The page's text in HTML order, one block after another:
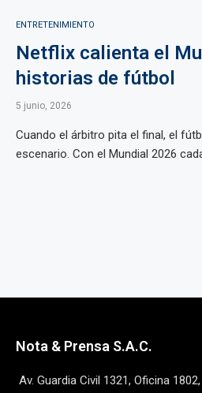
ENTRETENIMIENTO
Netflix calienta el
historias de fútbol
5 junio, 2026
Cuando el árbitro pita el final, el
escenario. Con el Mundial 2026
Nota & Prensa S.A.C.
Av. Guardia Civil 1321, Oficina